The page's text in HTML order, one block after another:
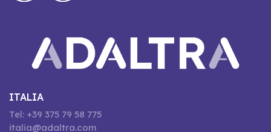
ITALIA
Tel: +39 375 79 58 775
italia@adaltra.com